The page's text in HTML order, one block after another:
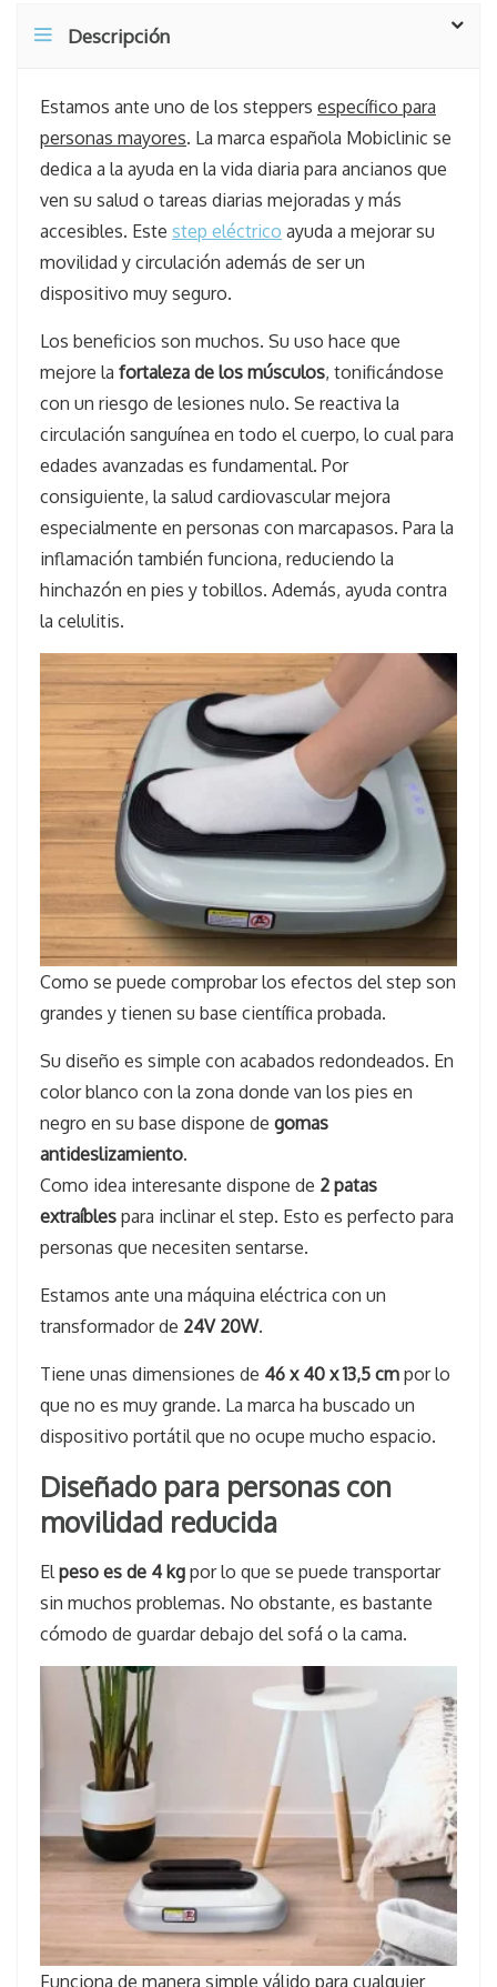
Descripción
Estamos ante uno de los steppers específico para
personas mayores. La marca española Mobiclinic se
dedica a la ayuda en la vida diaria para ancianos que
ven su salud o tareas diarias mejoradas y más
accesibles. Este step eléctrico ayuda a mejorar su
movilidad y circulación además de ser un
dispositivo muy seguro.
Los beneficios son muchos. Su uso hace que
mejore la fortaleza de los músculos, tonificándose
con un riesgo de lesiones nulo. Se reactiva la
circulación sanguínea en todo el cuerpo, lo cual para
edades avanzadas es fundamental. Por
consiguiente, la salud cardiovascular mejora
especialmente en personas con marcapasos. Para la
inflamación también funciona, reduciendo la
hinchazón en pies y tobillos. Además, ayuda contra
la celulitis.
Como se puede comprobar los efectos del step son
grandes y tienen su base científica probada.
Su diseño es simple con acabados redondeados. En
color blanco con la zona donde van los pies en
negro en su base dispone de gomas
antideslizamiento.
Como idea interesante dispone de 2 patas
extraíbles para inclinar el step. Esto es perfecto para
personas que necesiten sentarse.
Estamos ante una máquina eléctrica con un
transformador de 24V 20W.
Tiene unas dimensiones de 46 x 40 x 13,5 cm por lo
que no es muy grande. La marca ha buscado un
dispositivo portátil que no ocupe mucho espacio.
Diseñado para personas con
movilidad reducida
Elpeso es de 4 kg por lo que se puede transportar
sin muchos problemas. No obstante, es bastante
cómodo de guardar debajo del sofá o la cama.
Funciona de manera simple válido para cualquier